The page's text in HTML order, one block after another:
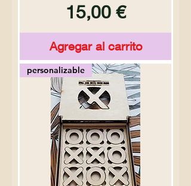
Precio
15,00 €
Agregar al carrito
personalizable